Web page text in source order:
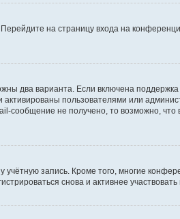
на страницу входа на
два варианта. Если включена
пользователями или
не получено, то возможно,
запись. Кроме того, многие
снова и активнее участвовать